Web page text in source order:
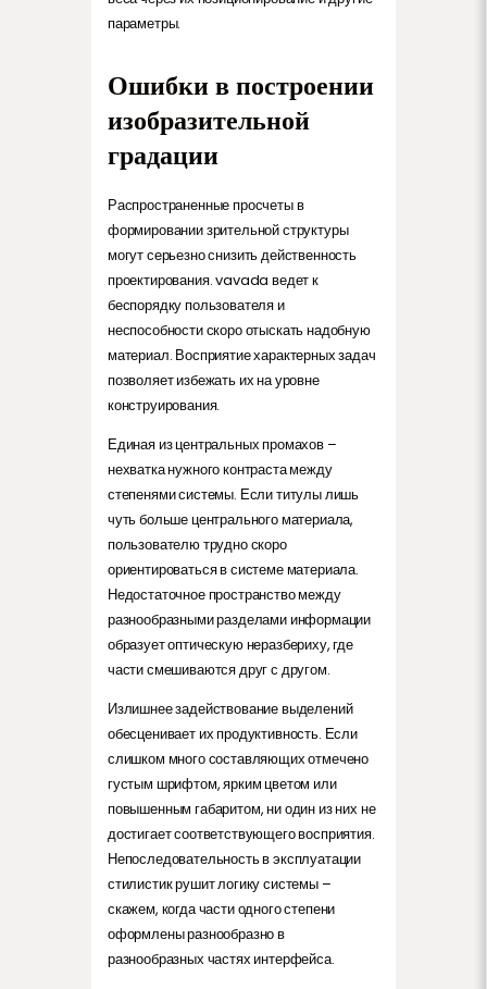
параметры.
Ошибки в построении
изобразительной
градации
Распространенные просчеты в
формировании зрительной структуры
могут серьезно снизить действенность
проектирования. vavada ведет к
беспорядку пользователя и
неспособности скоро отыскать надобную
материал. Восприятие характерных задач
позволяет избежать их на уровне
конструирования.
Единая из центральных промахов –
нехватка нужного контраста между
степенями системы. Если титулы лишь
чуть больше центрального материала,
пользователю трудно скоро
ориентироваться в системе материала.
Недостаточное пространство между
разнообразными разделами информации
образует оптическую неразбериху, где
части смешиваются друг с другом.
Излишнее задействование выделений
обесценивает их продуктивность. Если
слишком много составляющих отмечено
густым шрифтом, ярким цветом или
повышенным габаритом, ни один из них не
достигает соответствующего восприятия.
Непоследовательность в эксплуатации
стилистик рушит логику системы –
скажем, когда части одного степени
оформлены разнообразно в
разнообразных частях интерфейса.